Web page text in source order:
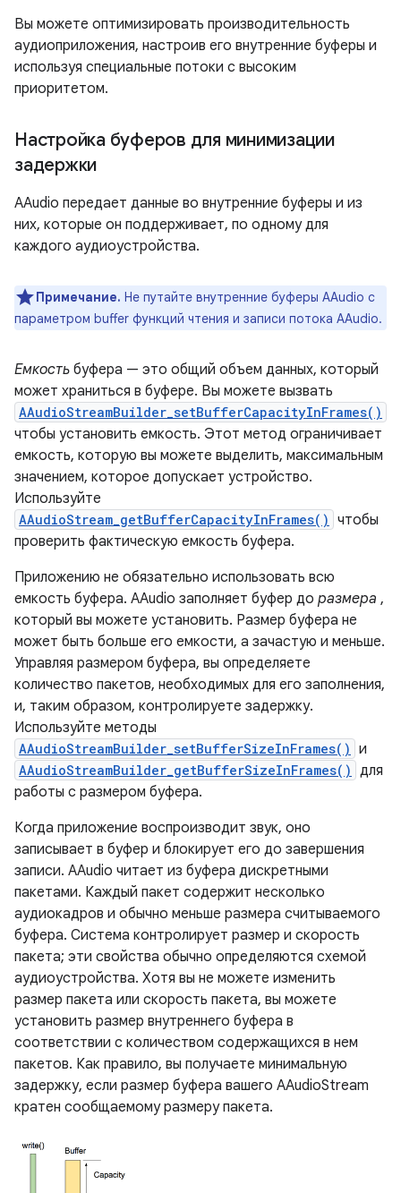
Вы можете оптимизировать производительность
аудиоприложения, настроив его внутренние буферы и
используя специальные потоки с высоким
приоритетом.
Настройка буферов для минимизации
задержки
AAudio передает данные во внутренние буферы и из
них, которые он поддерживает, по одному для
каждого аудиоустройства.
Примечание. Не путайте внутренние буферы AAudio с
параметром buffer функций чтения и записи потока AAudio.
Емкость буфера — это общий объем данных, который
может храниться в буфере. Вы можете вызвать
AAudioStreamBuilder_setBufferCapacityInFrames()
чтобы установить емкость. Этот метод ограничивает
емкость, которую вы можете выделить, максимальным
значением, которое допускает устройство.
Используйте
AAudioStream_getBufferCapacityInFrames() чтобы
проверить фактическую емкость буфера.
Приложению не обязательно использовать всю
емкость буфера. AAudio заполняет буфер до размера ,
который вы можете установить. Размер буфера не
может быть больше его емкости, а зачастую и меньше.
Управляя размером буфера, вы определяете
количество пакетов, необходимых для его заполнения,
и, таким образом, контролируете задержку.
Используйте методы
AAudioStreamBuilder_setBufferSizeInFrames() и
AAudioStreamBuilder_getBufferSizeInFrames() для
работы с размером буфера.
Когда приложение воспроизводит звук, оно
записывает в буфер и блокирует его до завершения
записи. AAudio читает из буфера дискретными
пакетами. Каждый пакет содержит несколько
аудиокадров и обычно меньше размера считываемого
буфера. Система контролирует размер и скорость
пакета; эти свойства обычно определяются схемой
аудиоустройства. Хотя вы не можете изменить
размер пакета или скорость пакета, вы можете
установить размер внутреннего буфера в
соответствии с количеством содержащихся в нем
пакетов. Как правило, вы получаете минимальную
задержку, если размер буфера вашего AAudioStream
кратен сообщаемому размеру пакета.